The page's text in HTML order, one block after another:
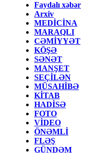
Faydalı xəbər
Arxiv
MEDİCİNA
MARAQLI
CƏMİYYƏT
KÖŞƏ
SƏNƏT
MANŞET
SEÇİLƏN
MÜSAHİBƏ
KİTAB
HADİSƏ
FOTO
VİDEO
ÖNƏMLİ
FLƏŞ
GÜNDƏM